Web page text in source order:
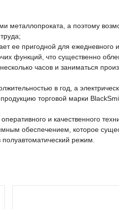
металлопроката, а поэтому
ее пригодной для ежедневного
функций, что существенно
часов и заниматься
в год, а
торговой марки
и качественного
обеспечением, которое
полуавтоматический режим.